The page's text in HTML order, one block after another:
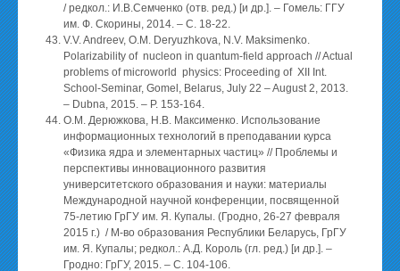
/ редкол.: И.В.Семченко (отв. ред.) [и др.]. – Гомель: ГГУ
им. Ф. Скорины, 2014. – С. 18-22.
V.V. Andreev, O.M. Deryuzhkova, N.V. Maksimenko.
Polarizability of nucleon in quantum-field approach // Actual
problems of microworld physics: Proceeding of XII Int.
School-Seminar, Gomel, Belarus, July 22 – August 2, 2013.
– Dubna, 2015. – P. 153-164.
О.М. Дерюжкова, Н.В. Максименко. Использование
информационных технологий в преподавании курса
«Физика ядра и элементарных частиц» // Проблемы и
перспективы инновационного развития
университетского образования и науки: материалы
Международной научной конференции, посвященной
75-летию ГрГУ им. Я. Купалы. (Гродно, 26-27 февраля
2015 г.) / М-во образования Республики Беларусь, ГрГУ
им. Я. Купалы; редкол.: А.Д. Король (гл. ред.) [и др.]. –
Гродно: ГрГУ, 2015. – С. 104-106.